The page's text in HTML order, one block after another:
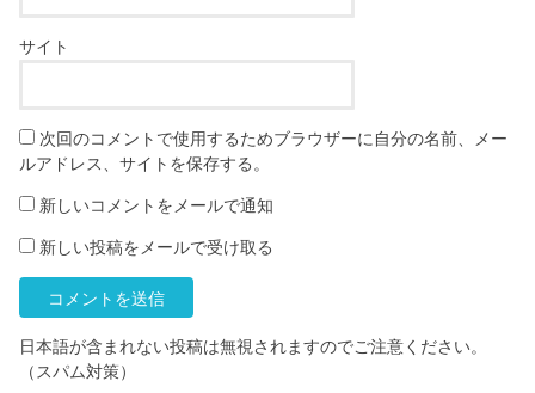
サイト
次回のコメントで使用するためブラウザーに自分の名前、メー
ルアドレス、サイトを保存する。
新しいコメントをメールで通知
新しい投稿をメールで受け取る
日本語が含まれない投稿は無視されますのでご注意ください。
（スパム対策）